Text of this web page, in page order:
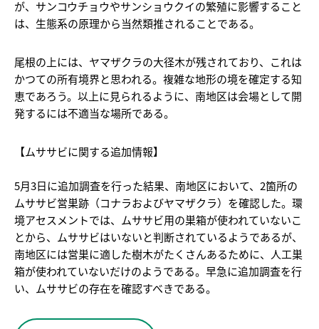
が、サンコウチョウやサンショウクイの繁殖に影響すること
は、生態系の原理から当然類推されることである。
尾根の上には、ヤマザクラの大径木が残されており、これは
かつての所有境界と思われる。複雑な地形の境を確定する知
恵であろう。以上に見られるように、南地区は会場として開
発するには不適当な場所である。
【ムササビに関する追加情報】
5月3日に追加調査を行った結果、南地区において、2箇所の
ムササビ営巣跡（コナラおよびヤマザクラ）を確認した。環
境アセスメントでは、ムササビ用の巣箱が使われていないこ
とから、ムササビはいないと判断されているようであるが、
南地区には営巣に適した樹木がたくさんあるために、人工巣
箱が使われていないだけのようである。早急に追加調査を行
い、ムササビの存在を確認すべきである。